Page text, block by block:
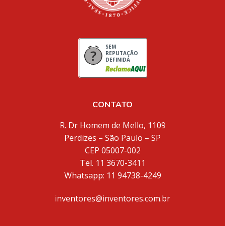
SEM
REPUTAÇÃO
DEFINIDA
CONTATO
R. Dr Homem de Mello, 1109
Perdizes – São Paulo – SP
CEP 05007-002
Tel. 11 3670-3411
Whatsapp: 11 94738-4249
inventores@inventores.com.br